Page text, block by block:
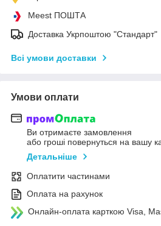
Meest ПОШТА
Доставка Укрпоштою "Стандарт"
Всі умови доставки
Умови оплати
Ви отримаєте замовлення
або гроші повернуться на вашу
Детальніше
Оплатити частинами
Оплата на рахунок
Онлайн-оплата карткою Visa,